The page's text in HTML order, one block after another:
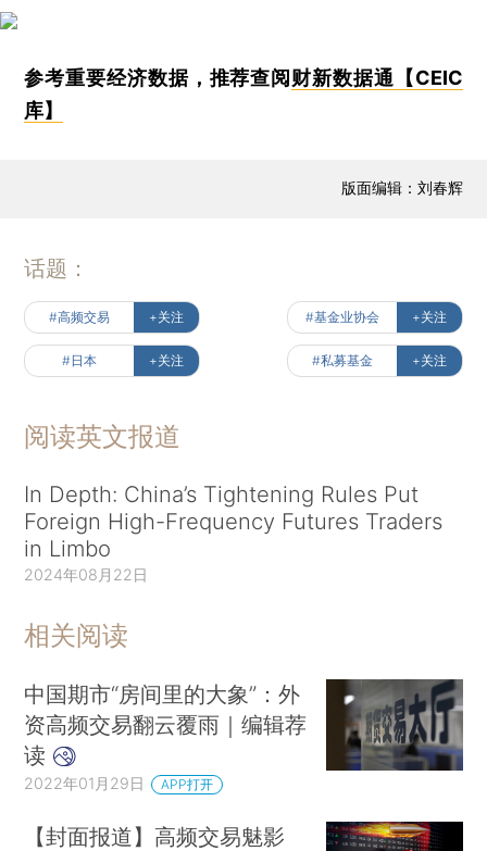
参考重要经济数据，推荐查阅财新数据通【CEIC
库】
版面编辑：刘春辉
话题：
#高频交易 +关注 #基金业协会 +关注
#日本 +关注 #私募基金 +关注
阅读英文报道
In Depth: China’s Tightening Rules Put
Foreign High-Frequency Futures Traders
in Limbo
2024年08月22日
相关阅读
中国期市“房间里的大象”：外
资高频交易翻云覆雨｜编辑荐
读
2022年01月29日 APP打开
【封面报道】高频交易魅影